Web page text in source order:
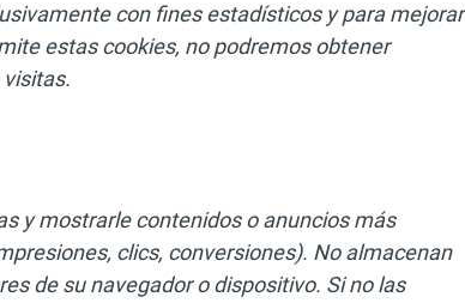
con fines estadísticos y para mejorar
estas cookies, no podremos obtener
y mostrarle contenidos o anuncios más
clics, conversiones). No almacenan
de su navegador o dispositivo. Si no las